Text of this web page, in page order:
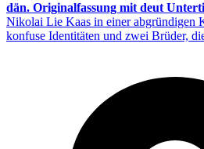
dän. Originalfassung mit deut
Nikolai Lie Kaas in einer abgründigen
konfuse Identitäten und zwei Brüder,